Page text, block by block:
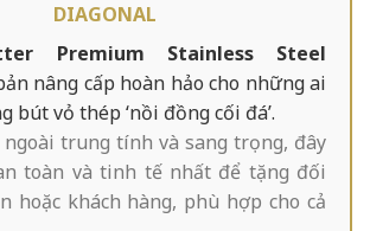
DIAGONAL
Premium Stainless Steel
nâng cấp hoàn hảo cho những ai
bút vỏ thép ‘nồi đồng cối đá’.
ngoài trung tính và sang trọng, đây
toàn và tinh tế nhất để tặng đối
hoặc khách hàng, phù hợp cho cả